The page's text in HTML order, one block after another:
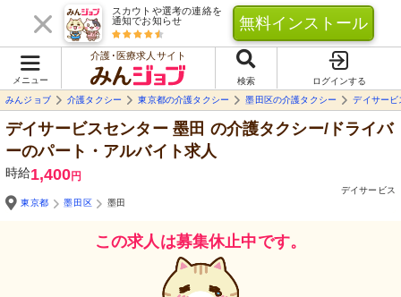
スカウトや選考の連絡を
通知でお知らせ
無料インストール
メニュー
介護･医療求人サイト
検索
ログインする
みんジョブ
介護タクシー 東京都の介護タクシー 墨田区の介護タクシー デイサービ
デイサービスセンター 墨田 の介護タクシー/ドライバ
ーのパート・アルバイト求人
時給1,400円
デイサービス
東京都
墨田区 墨田
この求人は募集休止中です。